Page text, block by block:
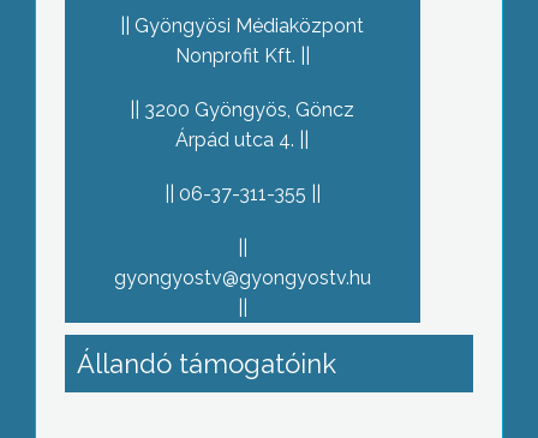
Gyöngyösi Médiaközpont
Nonprofit Kft.
3200 Gyöngyös, Göncz
Árpád utca 4.
06-37-311-355
gyongyostv@gyongyostv.hu
Állandó támogatóink